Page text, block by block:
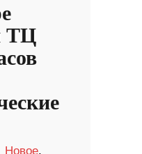
ТЦ
Новое,